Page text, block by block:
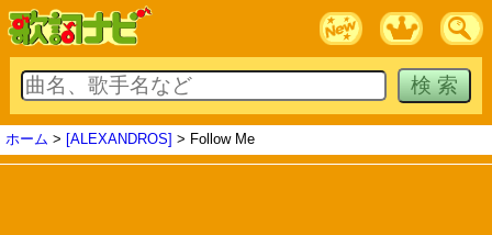
ホーム > [ALEXANDROS] > Follow Me